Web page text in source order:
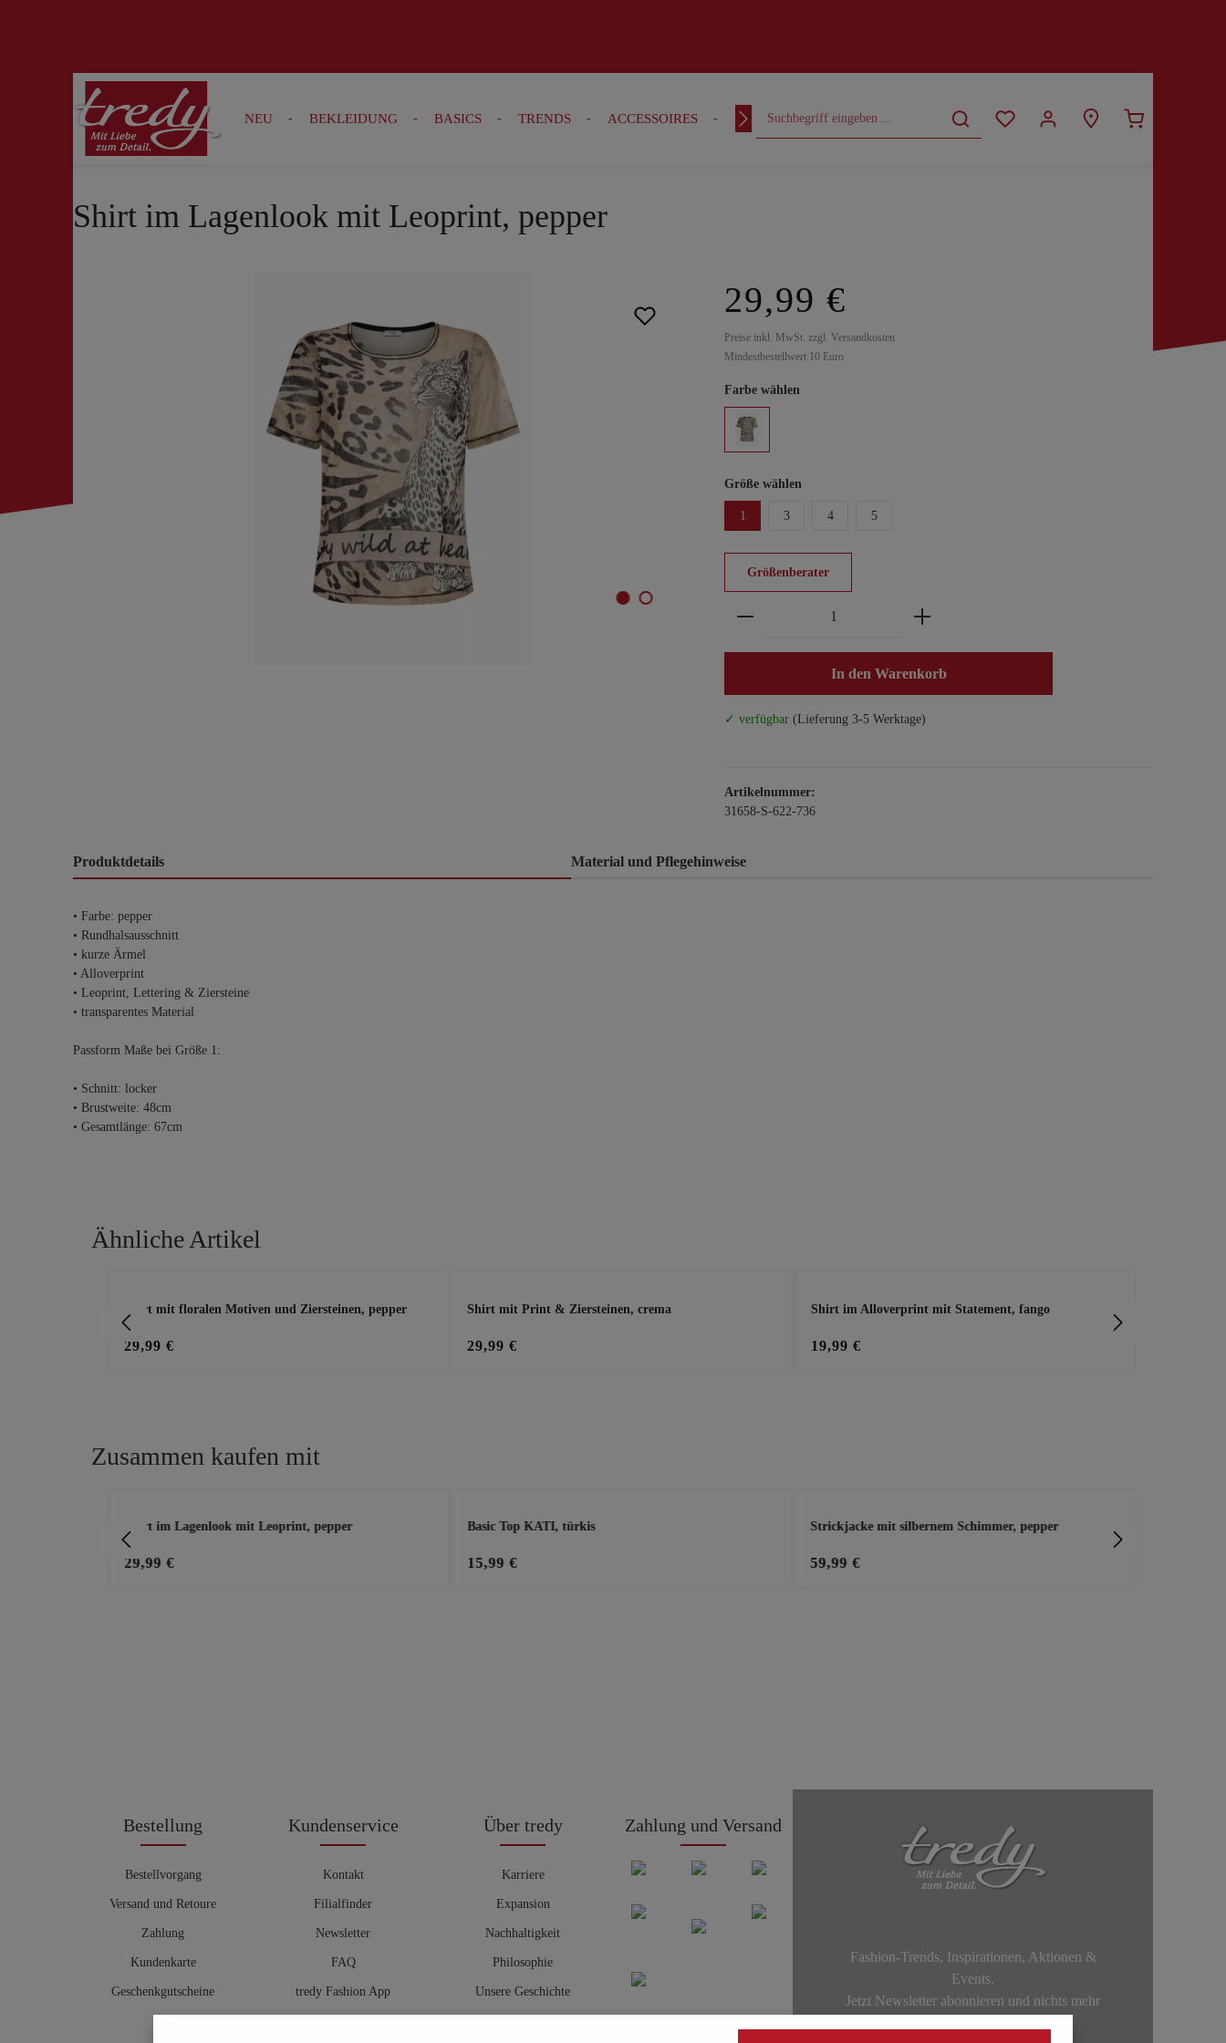
Zur Suche springen Zur Hauptnavigation springen
NEU BEKLEIDUNG BASICS TRENDS ACCESSOIRES OUTFITS CURVY
Shirt im Lagenlook mit Leoprint, pepper
29,99 €
Preise inkl. MwSt. zzgl. Versandkosten
Mindestbestellwert 10 Euro
Farbe wählen
Größe wählen
1 3 4 5
Größenberater
Produkt Anzahl: Gib den gewünschten Wert ein oder
In den Warenkorb
✓ verfügbar (Lieferung 3-5 Werktage)
Artikelnummer:
31658-S-622-736
Produktdetails Material und Pflegehinweise
• Farbe: pepper
• Rundhalsausschnitt
• kurze Ärmel
• Alloverprint
• Leoprint, Lettering & Ziersteine
• transparentes Material
Passform Maße bei Größe 1:
• Schnitt: locker
• Brustweite: 48cm
• Gesamtlänge: 67cm
Ähnliche Artikel
Shirt mit floralen Motiven und Ziersteinen, pepper
29,99 €
Shirt mit Print & Ziersteinen, crema
29,99 €
Shirt im Alloverprint mit Statement, fango
19,99 €
Zusammen kaufen mit
Shirt im Lagenlook mit Leoprint, pepper
29,99 €
Basic Top KATI, türkis
15,99 €
Strickjacke mit silbernem Schimmer, pepper
59,99 €
Bestellung
Bestellvorgang
Versand und Retoure
Zahlung
Kundenkarte
Geschenkgutscheine
Kundenservice
Kontakt
Filialfinder
Newsletter
FAQ
tredy Fashion App
Über tredy
Karriere
Expansion
Nachhaltigkeit
Philosophie
Unsere Geschichte
Zahlung und Versand
Fashion-Trends, Inspirationen, Aktionen &
Events.
Jetzt Newsletter abonnieren und nichts mehr